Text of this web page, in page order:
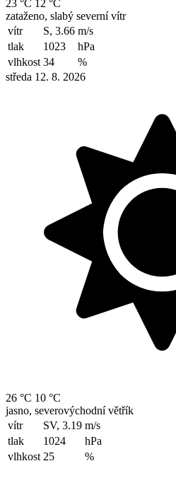
23 °C 12 °C
zataženo, slabý severní vítr
vítr
S, 3.66 m/s
tlak
1023
hPa
vlhkost 34
%
středa 12. 8. 2026
26 °C 10 °C
jasno, severovýchodní větřík
vítr
SV, 3.19 m/s
tlak
1024
hPa
vlhkost 25 %